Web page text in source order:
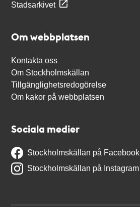
Stadsarkivet
Om webbplatsen
Kontakta oss
Om Stockholmskällan
Tillgänglighetsredogörelse
Om kakor på webbplatsen
Sociala medier
Stockholmskällan på Facebook
Stockholmskällan på Instagram